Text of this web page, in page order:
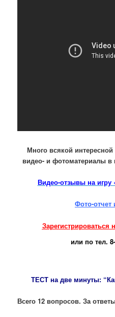
Много всякой
видео- и фотоматериалы в
Видео-отзывы на игру
Фото-отчет
или по тел.
ТЕСТ на две минуты:
Всего 12 вопросов. За